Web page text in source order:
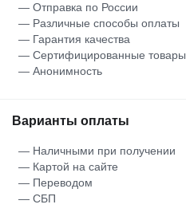
— Отправка по России
— Различные способы оплаты
— Гарантия качества
— Сертифицированные товары
— Анонимность
Варианты оплаты
— Наличными при получении
— Картой на сайте
— Переводом
— СБП